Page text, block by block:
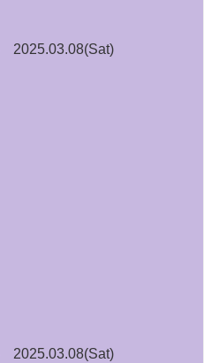
2025.03.08(Sat)
2025.03.08(Sat)